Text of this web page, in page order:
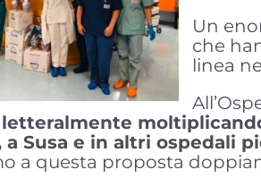
Un
che
linea
a Susa e in altri ospedali
a questa proposta